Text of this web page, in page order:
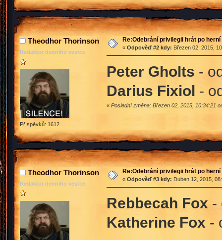
Theodhor Thorinson
Redaktor denniho vestce
Příspěvků: 1612
Re:Odebrání privilegii hrát po herní
« Odpověď #2 kdy: Březen 02, 2015,
Peter Gholts -
Darius Fixiol -
« Poslední změna: Březen 02, 2015, 10:34:21
Theodhor Thorinson
Redaktor denniho vestce
Re:Odebrání privilegii hrát po herní
« Odpověď #3 kdy: Duben 12, 2015,
Rebbecah Fox -
Katherine Fox -